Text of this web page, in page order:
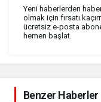
Yeni haberlerden
olmak için fırsatı
ücretsiz e-posta
hemen başlat.
Benzer Haberler